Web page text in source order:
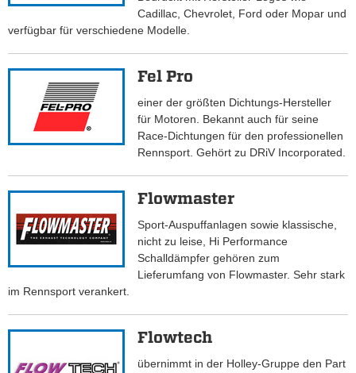
Cadillac, Chevrolet, Ford oder Mopar und
verfügbar für verschiedene Modelle.
Fel Pro
einer der größten Dichtungs-Hersteller
für Motoren. Bekannt auch für seine
Race-Dichtungen für den professionellen
Rennsport. Gehört zu DRiV Incorporated.
Flowmaster
Sport-Auspuffanlagen sowie klassische,
nicht zu leise, Hi Performance
Schalldämpfer gehören zum
Lieferumfang von Flowmaster. Sehr stark
im Rennsport verankert.
Flowtech
übernimmt in der Holley-Gruppe den Part